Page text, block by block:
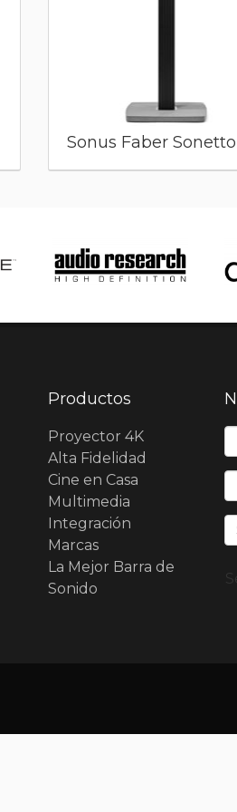
Productos
Proyector 4K
Alta Fidelidad
Cine en Casa
Multimedia
Integración
Marcas
La Mejor Barra de
Sonido